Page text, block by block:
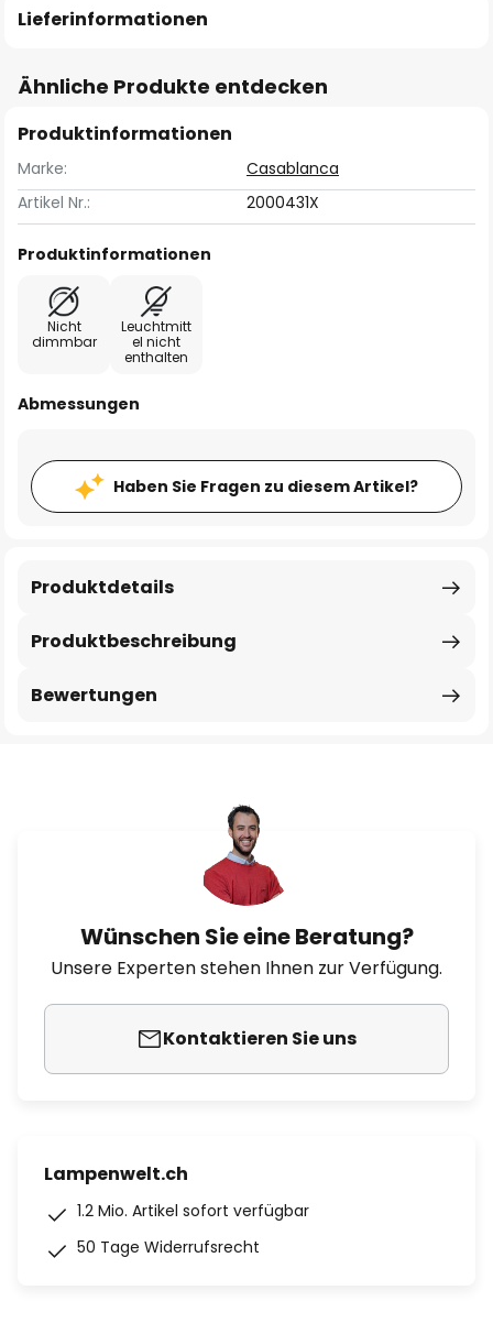
Lieferinformationen
Ähnliche Produkte entdecken
Produktinformationen
Marke:
Casablanca
Artikel Nr.:
2000431X
Produktinformationen
Nicht
dimmbar
Leuchtmitt
el nicht
enthalten
Abmessungen
Haben Sie Fragen zu diesem Artikel?
Produktbeschreibung
Produktdetails
Bewertungen
Wünschen Sie eine Beratung?
Unsere Experten stehen Ihnen zur Verfügung.
Kontaktieren Sie uns
Lampenwelt.ch
1.2 Mio. Artikel sofort verfügbar
50 Tage Widerrufsrecht